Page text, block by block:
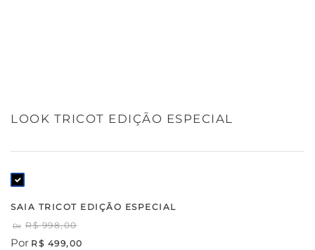
LOOK TRICOT EDIÇÃO ESPECIAL
SAIA TRICOT EDIÇÃO ESPECIAL
De R$ 998,00
Por R$ 499,00